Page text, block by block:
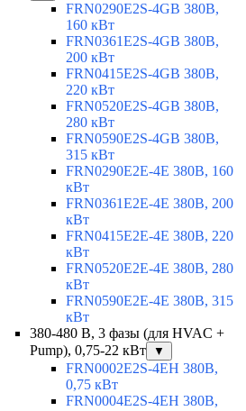
FRN0290E2S-4GB 380В,
160 кВт
FRN0361E2S-4GB 380В,
200 кВт
FRN0415E2S-4GB 380В,
220 кВт
FRN0520E2S-4GB 380В,
280 кВт
FRN0590E2S-4GB 380В,
315 кВт
FRN0290E2E-4E 380В, 160
кВт
FRN0361E2E-4E 380В, 200
кВт
FRN0415E2E-4E 380В, 220
кВт
FRN0520E2E-4E 380В, 280
кВт
FRN0590E2E-4E 380В, 315
кВт
380-480 В, 3 фазы (для HVAC +
Pump), 0,75-22 кВт
▼
FRN0002E2S-4EH 380В,
0,75 кВт
FRN0004E2S-4EH 380В,